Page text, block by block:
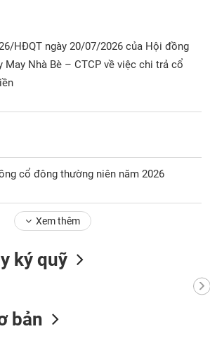
HĐQT ngày 20/07/2026 của Hội đồng
May Nhà Bè – CTCP về việc chi trả cổ
cổ đông thường niên năm 2026
Xem thêm
ký quỹ
bản